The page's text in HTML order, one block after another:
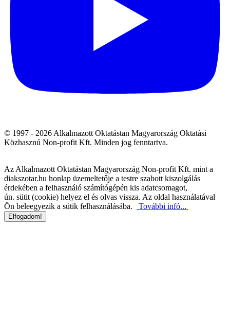
© 1997 - 2026 Alkalmazott Oktatástan Magyarország Oktatási
Közhasznú Non-profit Kft. Minden jog fenntartva.
Az Alkalmazott Oktatástan Magyarország Non-profit Kft. mint a
diakszotar.hu honlap üzemeltetője a testre szabott kiszolgálás
érdekében a felhasználó számítógépén kis adatcsomagot,
ún. sütit (cookie) helyez el és olvas vissza. Az oldal használatával
Ön beleegyezik a sütik felhasználásába.
További infó...
Elfogadom!